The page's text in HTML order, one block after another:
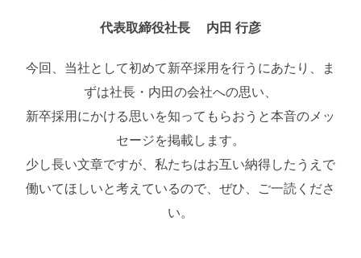
代表取締役社長 内田 行彦
今回、当社として初めて新卒採用を行うにあたり、ま
ずは社長・内田の会社への思い、
新卒採用にかける思いを知ってもらおうと本音のメッ
セージを掲載します。
少し長い文章ですが、私たちはお互い納得したうえで
働いてほしいと考えているので、ぜひ、ご一読くださ
い。